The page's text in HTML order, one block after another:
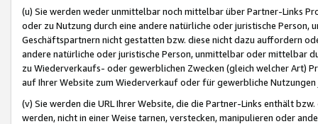
(u) Sie werden weder unmittelbar noch mittelbar über Partner-Links
oder zu Nutzung durch eine andere natürliche oder juristische
Geschäftspartnern nicht gestatten bzw. diese nicht dazu auffordern
andere natürliche oder juristische Person, unmittelbar oder mittelbar
zu Wiederverkaufs- oder gewerblichen Zwecken (gleich welcher Art)
auf Ihrer Website zum Wiederverkauf oder für gewerbliche
(v) Sie werden die URL Ihrer Website, die die Partner-Links enthält
werden, nicht in einer Weise tarnen, verstecken, manipulieren oder